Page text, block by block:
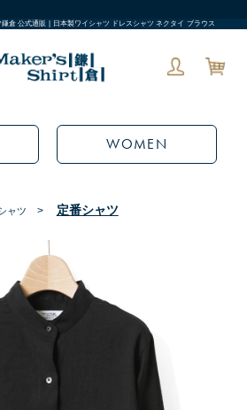
倉 公式通販 | 日本製ワイシャツ ドレスシャツ ネクタイ ブラウス
WOMEN
ャツ > 定番シャツ